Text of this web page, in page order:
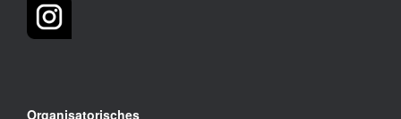
Organisatorisches